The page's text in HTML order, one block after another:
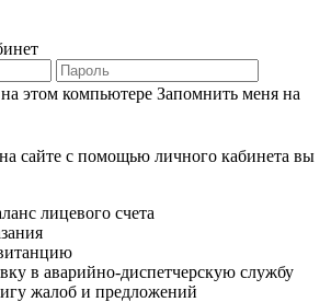
этом компьютере Запомнить меня на
сайте с помощью личного кабинета вы
лицевого счета
в аварийно-диспетчерскую службу
жалоб и предложений